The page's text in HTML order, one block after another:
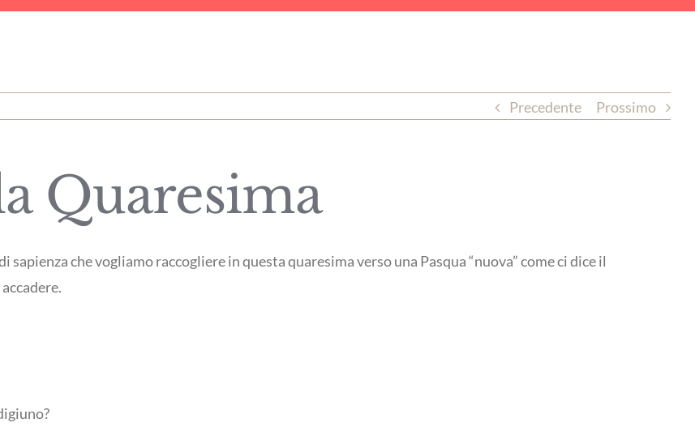
Precedente Prossimo
Quaresima
sapienza che vogliamo raccogliere in questa quaresima verso una Pasqua “nuova” come ci dice il